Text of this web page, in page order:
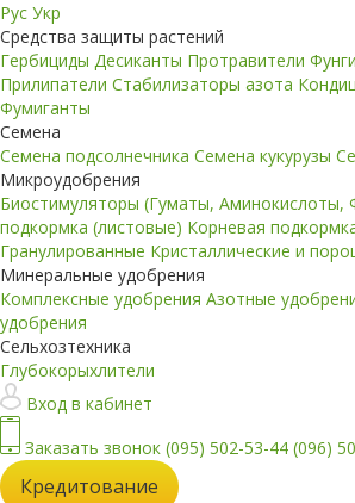
Рус Укр
Средства защиты растений
Гербициды Десиканты Протравители
Прилипатели Стабилизаторы азота
Фумиганты
Семена
Семена подсолнечника Семена кукурузы
Микроудобрения
Биостимуляторы (Гуматы,
подкормка (листовые) Корневая
Гранулированные Кристаллические и
Минеральные удобрения
Комплексные удобрения Азотные
удобрения
Сельхозтехника
Глубокорыхлители
Вход в кабинет
Заказать звонок (095) 502-53-44 (096)
Кредитование